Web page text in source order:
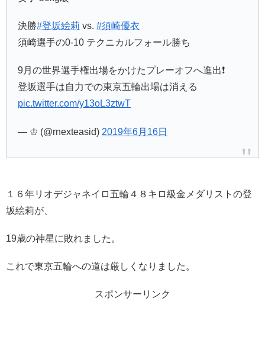
決勝#登坂絵莉 vs.#須崎優衣
須崎選手の0-10 テクニカルフォール勝ち
9月の世界選手権出場をかけたプレーオフへ進出❗️
登坂選手は自力での東京五輪出場は消える
pic.twitter.com/y13oL3ztwT
— ♔ (@rnexteasid) 2019年6月16日
１６年リオデジャネイロ五輪４８キロ級金メダリストの登
坂絵莉が、
19歳の神星に敗れました。
これで東京五輪への道は厳しくなりました。
スポンサーリンク